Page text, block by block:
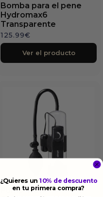
Bomba para el pene
Hydromax6
Transparente
125.99€
Ver el producto
Pump Worx
¿Quieres un10% de descuento
en tu primera compra?